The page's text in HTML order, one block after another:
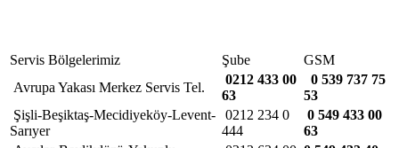
Servis Bölgelerimiz Şube
GSM
Avrupa Yakası Merkez Servis Tel.
0212 433 00
63
0 539 737 75
53
Şişli-Beşiktaş-Mecidiyeköy-Levent-
Sarıyer
0212 234 0
444
0 549 433 00
63